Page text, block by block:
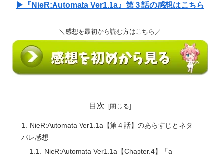
▶『NieR:Automata Ver1.1a』第３話の感想はこちら
＼感想を最初から読む方はこちら／
目次
NieR:Automata Ver1.1a【第４話】のあらすじとネタ
バレ感想
NieR:Automata Ver1.1a【Chapter.4】「a